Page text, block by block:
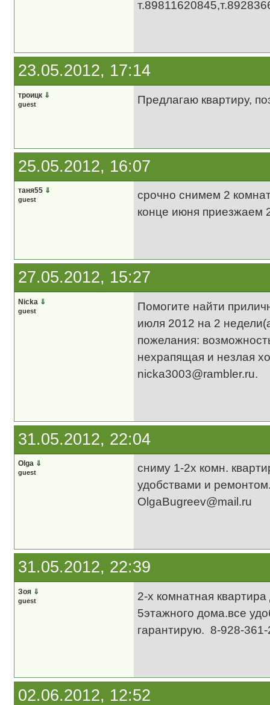
23.05.2012, 17:14
троицк ⇓
guest Предлагаю квартиру,
25.05.2012, 16:07
таня55 ⇓
guest
срочно снимем 2
конце июня приезжаем
27.05.2012, 15:27
Nicka ⇓
guest
Помогите найти
июля 2012 на 2
пожелания:
нехрапящая и незлая
nicka3003@rambler.ru.
31.05.2012, 22:04
Olga ⇓
guest
сниму 1-2х комн.
удобствами и
OlgaBugreev@mail.ru
31.05.2012, 22:39
Зоя ⇓
guest
2-х комнатная
5этажного дома.все
гарантирую. 8-928-
02.06.2012, 12:52